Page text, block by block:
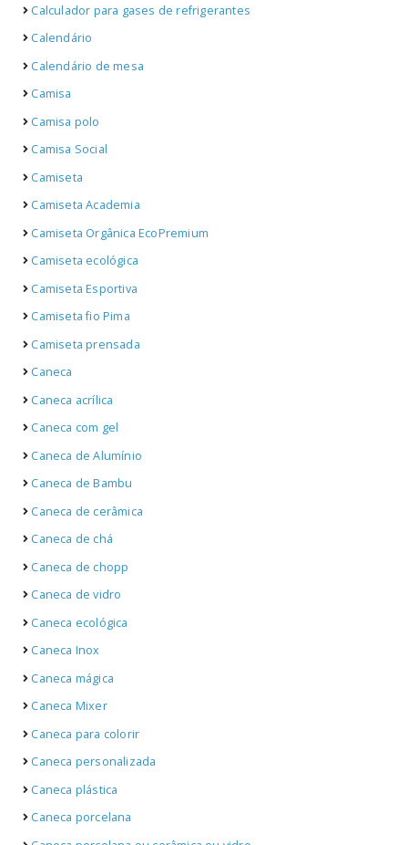
Calculador para gases de refrigerantes
Calendário
Calendário de mesa
Camisa
Camisa polo
Camisa Social
Camiseta
Camiseta Academia
Camiseta Orgânica EcoPremium
Camiseta ecológica
Camiseta Esportiva
Camiseta fio Pima
Camiseta prensada
Caneca
Caneca acrílica
Caneca com gel
Caneca de Alumínio
Caneca de Bambu
Caneca de cerâmica
Caneca de chá
Caneca de chopp
Caneca de vidro
Caneca ecológica
Caneca Inox
Caneca mágica
Caneca Mixer
Caneca para colorir
Caneca personalizada
Caneca plástica
Caneca porcelana